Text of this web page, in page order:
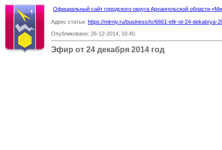
Официальный сайт городского округа Архангельской области
Адрес статьи: https://mirniy.ru/business/tv/6661-efir-ot-24-dekabrya-
Опубликовано: 26-12-2014, 10:40.
Эфир от 24 декабря 2014 год